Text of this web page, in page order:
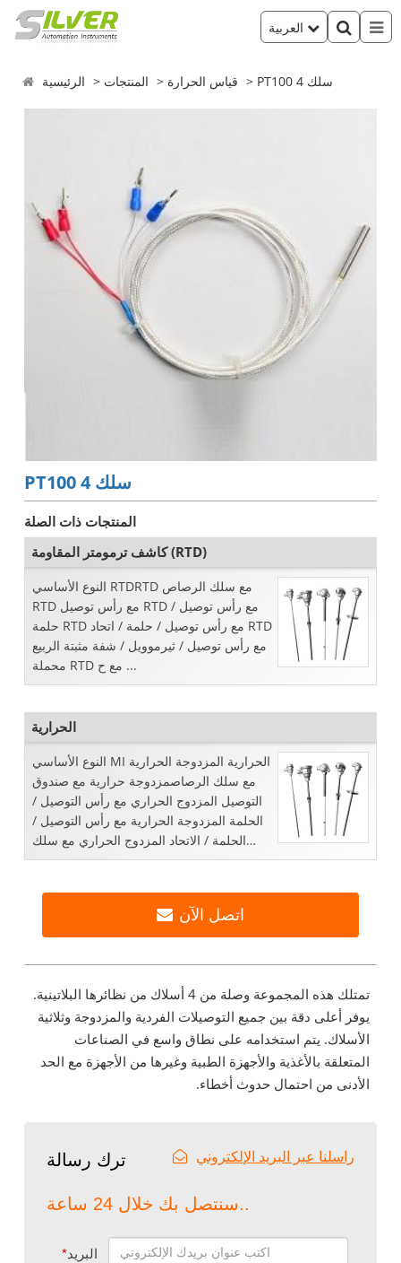
الرئيسية المنتجات قياس الحرارة PT100 4 سلك
PT100 4 سلك
المنتجات ذات الصلة
كاشف ترمومتر المقاومة (RTD)
النوع الأساسي RTDRTD مع سلك الرصاص
RTD مع رأس توصيل RTD مع رأس توصيل /
حلمة RTD مع رأس توصيل / حلمة / اتحاد RTD
مع رأس توصيل / ثيرموويل / شفة مثبتة الربيع
محملة RTD مع ح ...
الحرارية
النوع الأساسي MI الحرارية المزدوجة الحرارية
مع سلك الرصاصمزدوجة حرارية مع صندوق
التوصيل المزدوج الحراري مع رأس التوصيل /
الحلمة المزدوجة الحرارية مع رأس التوصيل /
الحلمة / الاتحاد المزدوج الحراري مع سلك
حراري / ...
اتصل الآن
تمتلك هذه المجموعة وصلة من 4 أسلاك من نظائرها البلاتينية.
يوفر أعلى دقة بين جميع التوصيلات الفردية والمزدوجة وثلاثية
الأسلاك. يتم استخدامه على نطاق واسع في الصناعات
المتعلقة بالأغذية والأجهزة الطبية وغيرها من الأجهزة مع الحد
الأدنى من احتمال حدوث أخطاء.
ترك رسالة راسلنا عبر البريد الإلكتروني
سنتصل بك خلال 24 ساعة..
*البريد